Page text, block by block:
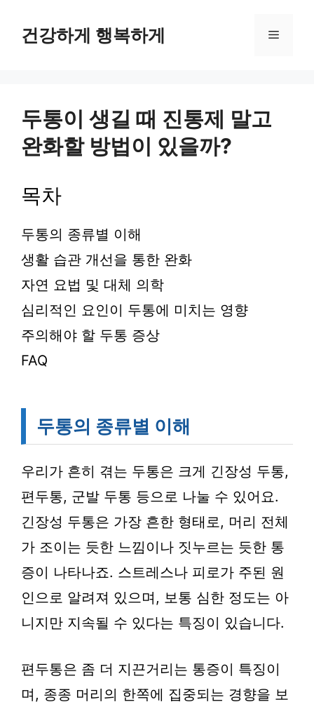
건강하게 행복하게 메
두통이 생길 때 진통제 말고
완화할 방법이 있을까?
목차
두통의 종류별 이해
생활 습관 개선을 통한 완화
자연 요법 및 대체 의학
심리적인 요인이 두통에 미치는 영향
주의해야 할 두통 증상
FAQ
두통의 종류별 이해
우리가 흔히 겪는 두통은 크게 긴장성 두통,
편두통, 군발 두통 등으로 나눌 수 있어요.
긴장성 두통은 가장 흔한 형태로, 머리 전체
가 조이는 듯한 느낌이나 짓누르는 듯한 통
증이 나타나죠. 스트레스나 피로가 주된 원
인으로 알려져 있으며, 보통 심한 정도는 아
니지만 지속될 수 있다는 특징이 있습니다.
편두통은 좀 더 지끈거리는 통증이 특징이
며, 종종 머리의 한쪽에 집중되는 경향을 보